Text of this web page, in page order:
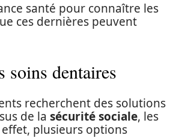
santé pour connaître les
ces dernières peuvent
soins dentaires
recherchent des solutions
de la sécurité sociale, les
plusieurs options